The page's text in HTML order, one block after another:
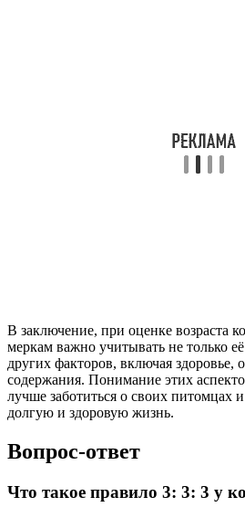
В заключение, при оценке возраста
меркам важно учитывать не только
других факторов, включая здоровье,
содержания. Понимание этих
лучше заботиться о своих питомцах
долгую и здоровую жизнь.
Вопрос-ответ
Что такое правило 3: 3: 3 у